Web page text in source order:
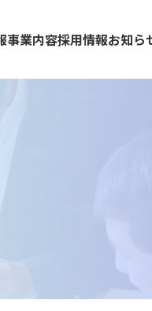
事業内容採用情報お知ら